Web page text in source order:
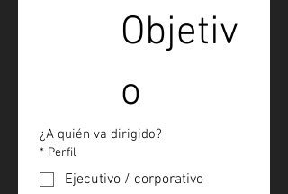
Objetiv
o
¿A quién va dirigido?
* Perfil
Ejecutivo / corporativo